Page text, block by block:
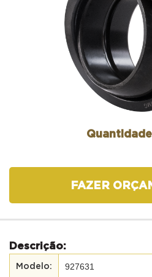
FAZER
Descrição:
927631